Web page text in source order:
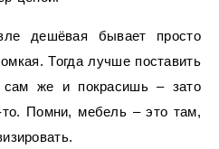
дешёвая бывает просто
Тогда лучше поставить
же и покрасишь – зато
Помни, мебель – это там,